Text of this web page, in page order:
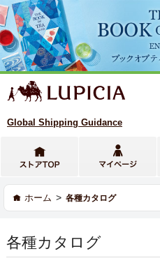
Global Shipping Guidance
ホーム > 各種カタログ
各種カタログ